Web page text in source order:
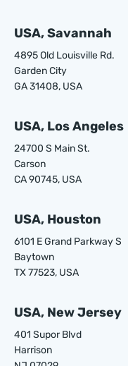
USA, Savannah
4895 Old Louisville Rd.
Garden City
GA 31408, USA
USA, Los Angeles
24700 S Main St.
Carson
CA 90745, USA
USA, Houston
6101 E Grand Parkway S
Baytown
TX 77523, USA
USA, New Jersey
401 Supor Blvd
Harrison